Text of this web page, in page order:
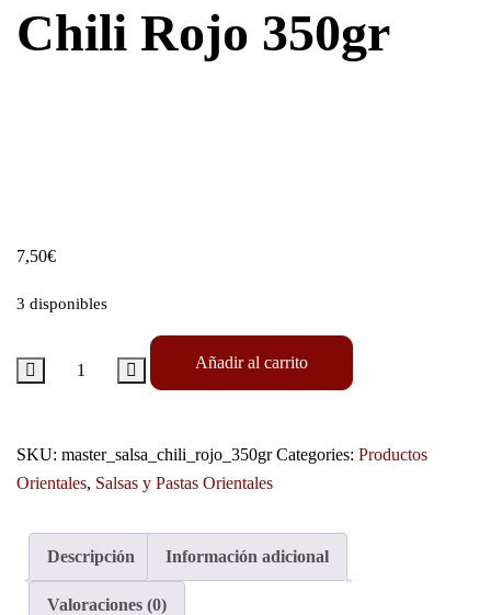
Chili Rojo 350gr
7,50€
3 disponibles
Añadir al carrito
SKU: master_salsa_chili_rojo_350gr Categories: Productos
Orientales, Salsas y Pastas Orientales
Descripción Información adicional
Valoraciones (0)